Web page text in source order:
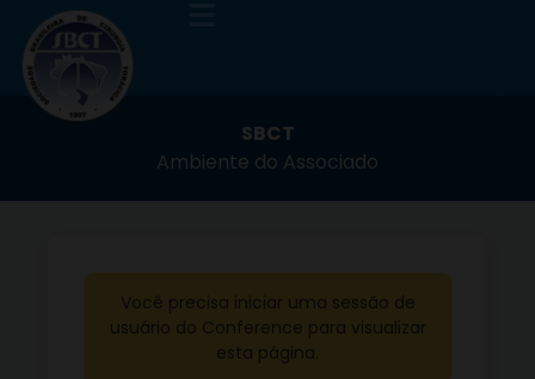
SBCT
Ambiente do Associado
Você precisa iniciar uma sessão de
usuário do Conference para visualizar
esta página.